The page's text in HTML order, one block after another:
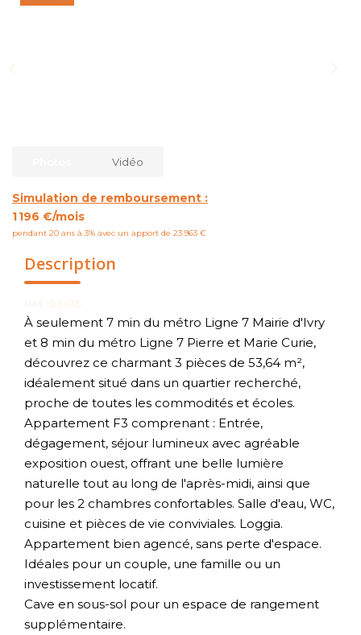
Simulation de remboursement :
1 196 €/mois
pendant 20 ans à 3% avec un apport de 23 963 €
Vidéo
Description
À seulement 7 min du métro Ligne 7 Mairie d'Ivry
et 8 min du métro Ligne 7 Pierre et Marie Curie,
découvrez ce charmant 3 pièces de 53,64 m²,
idéalement situé dans un quartier recherché,
proche de toutes les commodités et écoles.
Appartement F3 comprenant : Entrée,
dégagement, séjour lumineux avec agréable
exposition ouest, offrant une belle lumière
naturelle tout au long de l'après-midi, ainsi que
pour les 2 chambres confortables. Salle d'eau, WC,
cuisine et pièces de vie conviviales. Loggia.
Appartement bien agencé, sans perte d'espace.
Idéales pour un couple, une famille ou un
investissement locatif.
Cave en sous-sol pour un espace de rangement
supplémentaire.